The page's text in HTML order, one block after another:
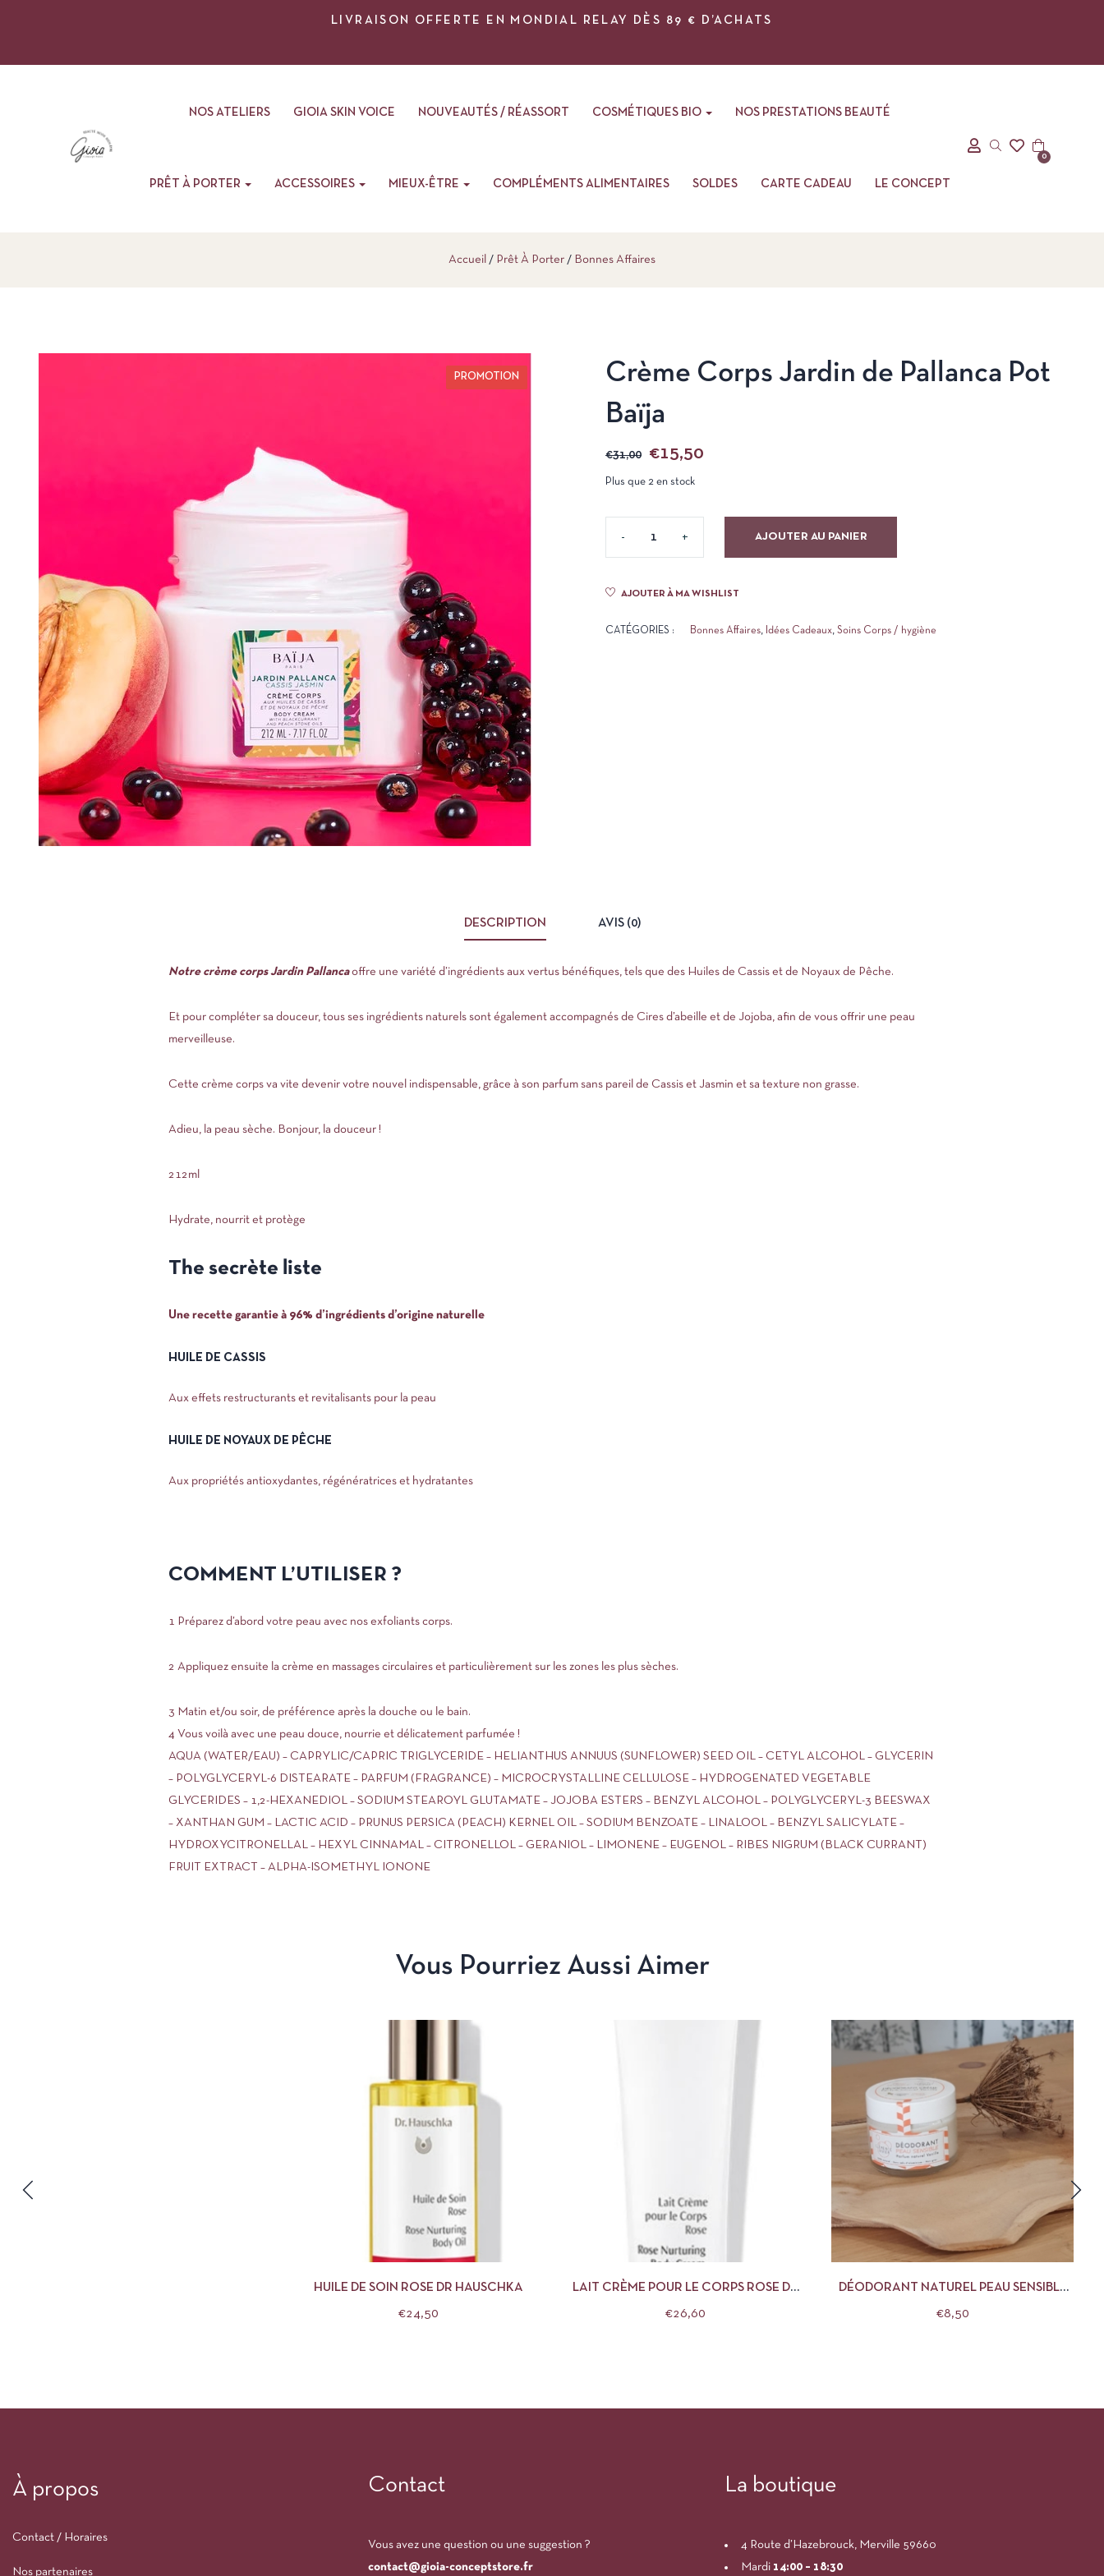
LIVRAISON OFFERTE EN MONDIAL RELAY DÈS 89 € D’ACHATS
NOS ATELIERS GIOIA SKIN VOICE NOUVEAUTÉS / RÉASSORT COSMÉTIQUES BIO NOS PRESTATIONS BEAUTÉ
PRÊT À PORTER ACCESSOIRES MIEUX-ÊTRE COMPLÉMENTS ALIMENTAIRES SOLDES CARTE CADEAU LE CONCEPT
0
Accueil Prêt À Porter Bonnes Affaires
PROMOTION
Crème Corps Jardin de Pallanca Pot
Baïja
€31,00 €15,50
Plus que 2 en stock
AJOUTER AU PANIER
AJOUTER À MA WISHLIST
CATÉGORIES : Bonnes Affaires, Idées Cadeaux, Soins Corps / hygiène
DESCRIPTION AVIS (0)
Notre crème corps Jardin Pallancaoffre une variété d’ingrédients aux vertus bénéfiques, tels que des Huiles de Cassis et de Noyaux de Pêche.
Et pour compléter sa douceur, tous ses ingrédients naturels sont également accompagnés de Cires d’abeille et de Jojoba, afin de vous offrir une peau
merveilleuse.
Cette crème corps va vite devenir votre nouvel indispensable, grâce à son parfum sans pareil de Cassis et Jasmin et sa texture non grasse.
Adieu, la peau sèche. Bonjour, la douceur !
212ml
Hydrate, nourrit et protège
The secrète liste
Une recette garantie à 96% d’ingrédients d’origine naturelle
HUILE DE CASSIS
Aux effets restructurants et revitalisants pour la peau
HUILE DE NOYAUX DE PÊCHE
Aux propriétés antioxydantes, régénératrices et hydratantes
COMMENT L’UTILISER ?
1 Préparez d’abord votre peau avec nos exfoliants corps.
2 Appliquez ensuite la crème en massages circulaires et particulièrement sur les zones les plus sèches.
3 Matin et/ou soir, de préférence après la douche ou le bain.
4 Vous voilà avec une peau douce, nourrie et délicatement parfumée !
AQUA (WATER/EAU) – CAPRYLIC/CAPRIC TRIGLYCERIDE – HELIANTHUS ANNUUS (SUNFLOWER) SEED OIL – CETYL ALCOHOL – GLYCERIN
– POLYGLYCERYL-6 DISTEARATE – PARFUM (FRAGRANCE) – MICROCRYSTALLINE CELLULOSE – HYDROGENATED VEGETABLE
GLYCERIDES – 1,2-HEXANEDIOL – SODIUM STEAROYL GLUTAMATE – JOJOBA ESTERS – BENZYL ALCOHOL – POLYGLYCERYL-3 BEESWAX
– XANTHAN GUM – LACTIC ACID – PRUNUS PERSICA (PEACH) KERNEL OIL – SODIUM BENZOATE – LINALOOL – BENZYL SALICYLATE –
HYDROXYCITRONELLAL – HEXYL CINNAMAL – CITRONELLOL – GERANIOL – LIMONENE – EUGENOL – RIBES NIGRUM (BLACK CURRANT)
FRUIT EXTRACT – ALPHA-ISOMETHYL IONONE
Vous Pourriez Aussi Aimer
AJOUTER AU PANIER
HUILE DE SOIN ROSE DR HAUSCHKA
€24,50
APERÇU AJOUTER AU PANIER
LAIT CRÈME POUR LE CORPS ROSE DR
€26,60
APERÇU AJOUTER AU PANIER
DÉODORANT NATUREL PEAU SENSIBLE
€8,50
À propos
Contact / Horaires
Nos partenaires
Contact
Vous avez une question ou une suggestion ?
contact@gioia-conceptstore.fr
La boutique
4 Route d’Hazebrouck, Merville 59660
Mardi 14:00– 18:30